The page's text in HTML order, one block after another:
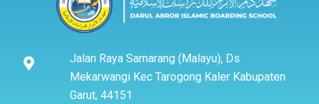
Jalan Raya Samarang (Malayu), Ds
Mekarwangi Kec Tarogong Kaler Kabupaten
Garut, 44151